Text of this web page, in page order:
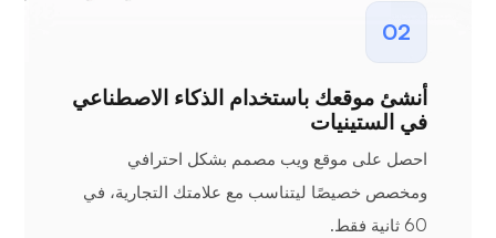
02
أنشئ موقعك باستخدام الذكاء الاصطناعي
في الستينيات
احصل على موقع ويب مصمم بشكل احترافي
ومخصص خصيصًا ليتناسب مع علامتك التجارية، في
60 ثانية فقط.